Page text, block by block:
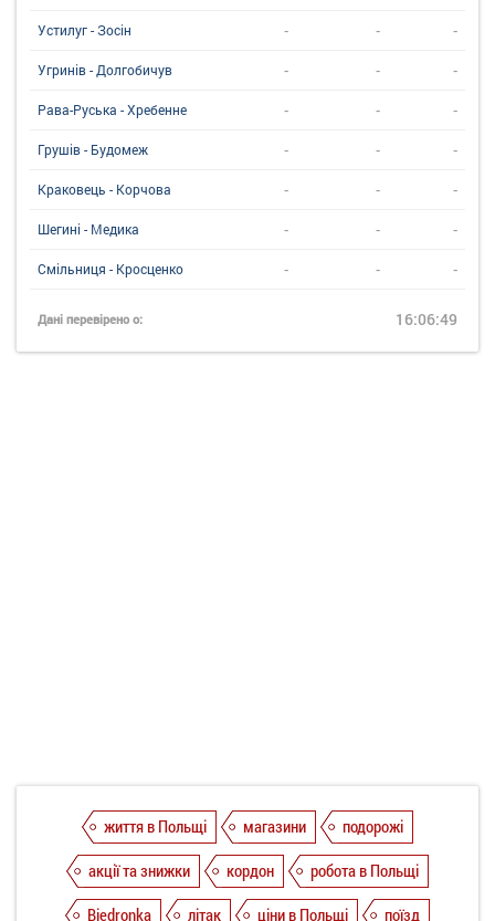
Устилуг - Зосін - - -
Угринiв - Долгобичув - - -
Рава-Руська - Хребенне - - -
Грушів - Будомеж - - -
Краковець - Корчова - - -
Шегині - Медика - - -
Смільниця - Кросценко - - -
Дані перевірено о: 16:06:49
життя в Польщі магазини
подорожі
акції та знижки
кордон
робота в Польщі
Biedronka
літак ціни в Польщі
поїзд